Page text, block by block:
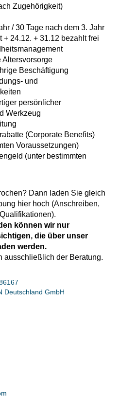
Zugehörigkeit)
/ 30 Tage nach dem 3. Jahr
+ 24.12. + 31.12 bezahlt frei
Altersvorsorge
Beschäftigung
und
persönlicher
Werkzeug
(Corporate Benefits)
Voraussetzungen)
(unter bestimmten
Dann laden Sie gleich
hier hoch (Anschreiben,
können wir nur
die über unser
werden.
ausschließlich der Beratung.
Deutschland GmbH